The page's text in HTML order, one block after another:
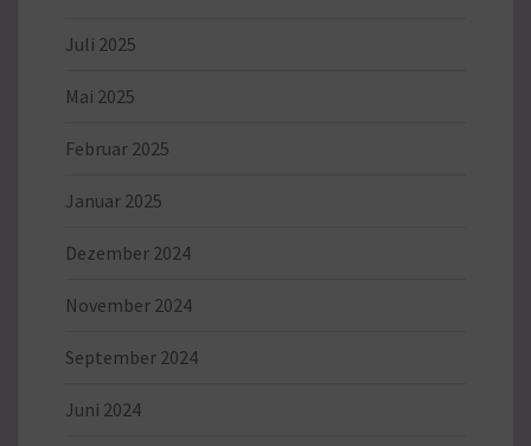
Juli 2025
Mai 2025
Februar 2025
Januar 2025
Dezember 2024
November 2024
September 2024
Juni 2024